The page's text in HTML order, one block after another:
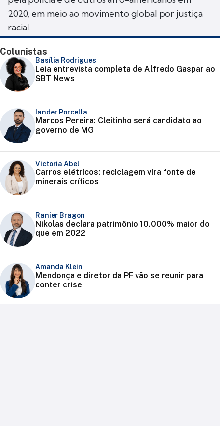
2020, em meio ao movimento global por justiça
racial.
Colunistas
Basília Rodrigues
Leia entrevista completa de Alfredo Gaspar ao
SBT News
Iander Porcella
Marcos Pereira: Cleitinho será candidato ao
governo de MG
Victoria Abel
Carros elétricos: reciclagem vira fonte de
minerais críticos
Ranier Bragon
Nikolas declara patrimônio 10.000% maior do
que em 2022
Amanda Klein
Mendonça e diretor da PF vão se reunir para
conter crise